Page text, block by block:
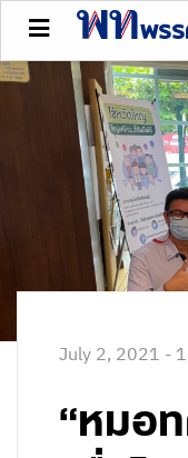
July 2, 2021 -
“หมอ